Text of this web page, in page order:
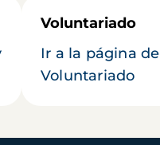
Voluntariado
Ir a la página de
Voluntariado